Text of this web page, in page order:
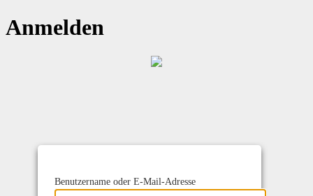
Anmelden
Benutzername oder E-Mail-Adresse